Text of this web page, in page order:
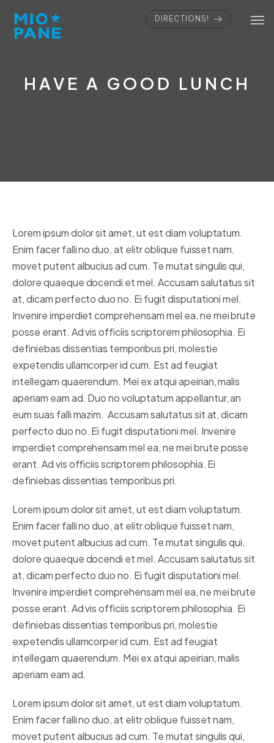
DIRECTIONS!
HAVE A GOOD LUNCH
Lorem ipsum dolor sit amet, ut est diam voluptatum.
Enim facer falli no duo, at elitr oblique fuisset nam,
movet putent albucius ad cum. Te mutat singulis qui,
dolore quaeque docendi et mel. Accusam salutatus sit
at, dicam perfecto duo no. Ei fugit disputationi mel.
Invenire imperdiet comprehensam mel ea, ne mei brute
posse erant. Ad vis officiis scriptorem philosophia. Ei
definiebas dissentias temporibus pri, molestie
expetendis ullamcorper id cum. Est ad feugiat
intellegam quaerendum. Mei ex atqui apeirian, malis
aperiam eam ad. Duo no voluptatum appellantur, an
eum suas falli mazim. Accusam salutatus sit at, dicam
perfecto duo no. Ei fugit disputationi mel. Invenire
imperdiet comprehensam mel ea, ne mei brute posse
erant. Ad vis officiis scriptorem philosophia. Ei
definiebas dissentias temporibus pri.
Lorem ipsum dolor sit amet, ut est diam voluptatum.
Enim facer falli no duo, at elitr oblique fuisset nam,
movet putent albucius ad cum. Te mutat singulis qui,
dolore quaeque docendi et mel. Accusam salutatus sit
at, dicam perfecto duo no. Ei fugit disputationi mel.
Invenire imperdiet comprehensam mel ea, ne mei brute
posse erant. Ad vis officiis scriptorem philosophia. Ei
definiebas dissentias temporibus pri, molestie
expetendis ullamcorper id cum. Est ad feugiat
intellegam quaerendum. Mei ex atqui apeirian, malis
aperiam eam ad.
Lorem ipsum dolor sit amet, ut est diam voluptatum.
Enim facer falli no duo, at elitr oblique fuisset nam,
movet putent albucius ad cum. Te mutat singulis qui,